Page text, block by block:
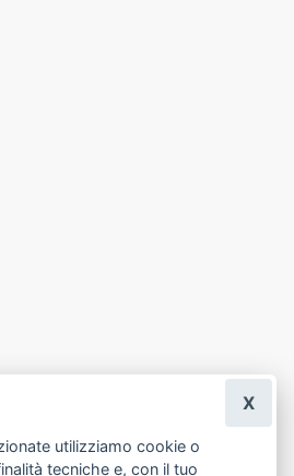
utilizziamo cookie o
tecniche e, con il tuo
X